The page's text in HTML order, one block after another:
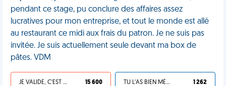
pendant ce stage, pu conclure des affaires assez
lucratives pour mon entreprise, et tout le monde est allé
au restaurant ce midi aux frais du patron. Je ne suis pas
invitée. Je suis actuellement seule devant ma box de
pâtes. VDM
JE VALIDE, C'EST UNE VDM 15 600 TU L'AS BIEN MÉRITÉ 1 262